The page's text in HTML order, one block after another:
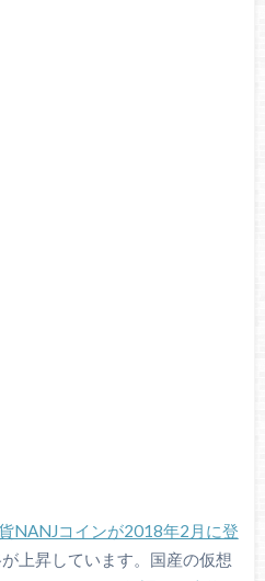
NANJコインが2018年2月に登
上昇しています。国産の仮想